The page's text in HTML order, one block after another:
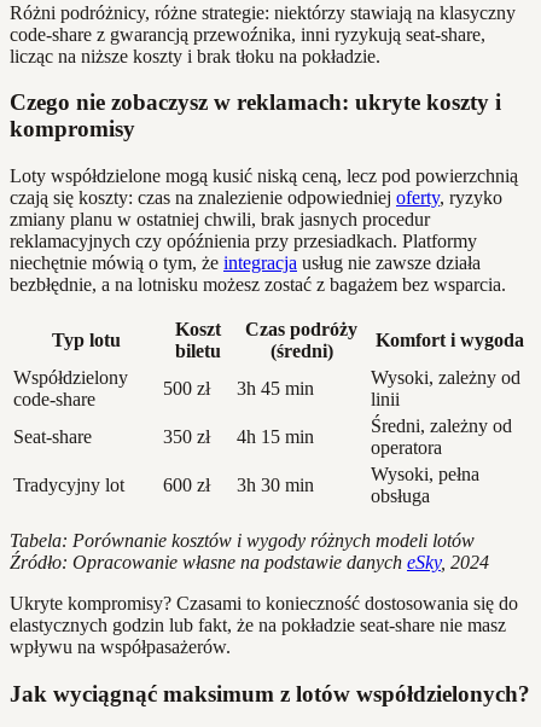
Różni podróżnicy, różne strategie: niektórzy stawiają na klasyczny
code-share z gwarancją przewoźnika, inni ryzykują seat-share,
licząc na niższe koszty i brak tłoku na pokładzie.
Czego nie zobaczysz w reklamach: ukryte koszty i
kompromisy
Loty współdzielone mogą kusić niską ceną, lecz pod powierzchnią
czają się koszty: czas na znalezienie odpowiedniej oferty, ryzyko
zmiany planu w ostatniej chwili, brak jasnych procedur
reklamacyjnych czy opóźnienia przy przesiadkach. Platformy
niechętnie mówią o tym, że integracja usług nie zawsze działa
bezbłędnie, a na lotnisku możesz zostać z bagażem bez wsparcia.
Typ lotu
Koszt
biletu
Czas podróży
(średni)
Komfort i wygoda
Współdzielony
code-share
500 zł 3h 45 min
Wysoki, zależny od
linii
Seat-share
350 zł 4h 15 min
Średni, zależny od
operatora
Tradycyjny lot
600 zł 3h 30 min
Wysoki, pełna
obsługa
Tabela: Porównanie kosztów i wygody różnych modeli lotów
Źródło: Opracowanie własne na podstawie danych eSky, 2024
Ukryte kompromisy? Czasami to konieczność dostosowania się do
elastycznych godzin lub fakt, że na pokładzie seat-share nie masz
wpływu na współpasażerów.
Jak wyciągnąć maksimum z lotów współdzielonych?